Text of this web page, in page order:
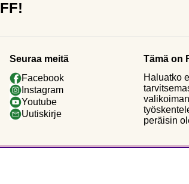
Seuraa meitä
Facebook
Instagram
Youtube
Uutiskirje
Tämä on
Haluatko
peräisin